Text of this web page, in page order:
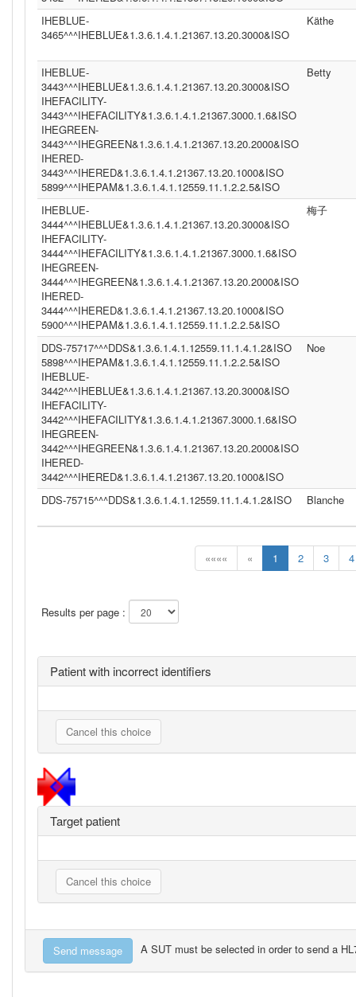
«««« « 1 2 3 4
Results per page :
IHEBLUE-
3465^^^IHEBLUE&1.3.6.1.4.1.21367.13.20.3000&ISO
Käthe
IHEBLUE-
3443^^^IHEBLUE&1.3.6.1.4.1.21367.13.20.3000&ISO
IHEFACILITY-
3443^^^IHEFACILITY&1.3.6.1.4.1.21367.3000.1.6&ISO
IHEGREEN-
3443^^^IHEGREEN&1.3.6.1.4.1.21367.13.20.2000&ISO
IHERED-
3443^^^IHERED&1.3.6.1.4.1.21367.13.20.1000&ISO
5899^^^IHEPAM&1.3.6.1.4.1.12559.11.1.2.2.5&ISO
Betty
IHEBLUE-
3444^^^IHEBLUE&1.3.6.1.4.1.21367.13.20.3000&ISO
IHEFACILITY-
3444^^^IHEFACILITY&1.3.6.1.4.1.21367.3000.1.6&ISO
IHEGREEN-
3444^^^IHEGREEN&1.3.6.1.4.1.21367.13.20.2000&ISO
IHERED-
3444^^^IHERED&1.3.6.1.4.1.21367.13.20.1000&ISO
5900^^^IHEPAM&1.3.6.1.4.1.12559.11.1.2.2.5&ISO
梅子
DDS-75717^^^DDS&1.3.6.1.4.1.12559.11.1.4.1.2&ISO
5898^^^IHEPAM&1.3.6.1.4.1.12559.11.1.2.2.5&ISO
IHEBLUE-
3442^^^IHEBLUE&1.3.6.1.4.1.21367.13.20.3000&ISO
IHEFACILITY-
3442^^^IHEFACILITY&1.3.6.1.4.1.21367.3000.1.6&ISO
IHEGREEN-
3442^^^IHEGREEN&1.3.6.1.4.1.21367.13.20.2000&ISO
IHERED-
3442^^^IHERED&1.3.6.1.4.1.21367.13.20.1000&ISO
Noe
DDS-75715^^^DDS&1.3.6.1.4.1.12559.11.1.4.1.2&ISO Blanche
Patient with incorrect identifiers
Target patient
A SUT must be selected in order to send a